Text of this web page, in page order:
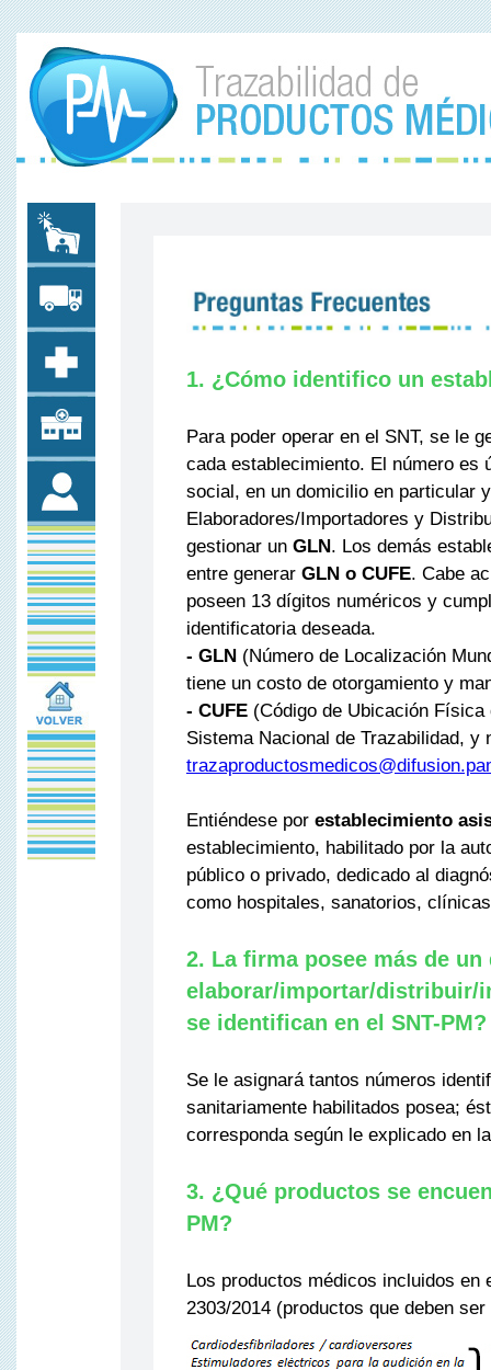
1. ¿Cómo identifico un
Para poder operar en el SNT, se le
cada establecimiento. El número es
social, en un domicilio en particular
Elaboradores/Importadores y
gestionar un GLN. Los demás
entre generar GLN o CUFE. Cabe
poseen 13 dígitos numéricos y
identificatoria deseada.
- GLN (Número de Localización
tiene un costo de otorgamiento y
- CUFE (Código de Ubicación
Sistema Nacional de Trazabilidad,
Entiéndese por establecimiento
establecimiento, habilitado por la
público o privado, dedicado al
como hospitales, sanatorios,
2. La firma posee más de
elaborar/importar/distribuir/
se identifican en el SNT-PM?
Se le asignará tantos números
sanitariamente habilitados posea;
corresponda según le explicado en
3. ¿Qué productos se
PM?
Los productos médicos incluidos en
2303/2014 (productos que deben